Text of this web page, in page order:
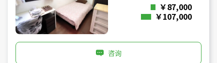
￥87,000
￥107,000
咨询